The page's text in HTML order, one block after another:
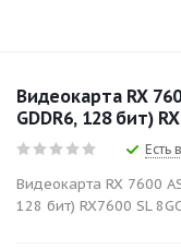
Видеокарта RX
GDDR6, 128 бит)
Есть
Видеокарта RX 7600
128 бит) RX7600 SL